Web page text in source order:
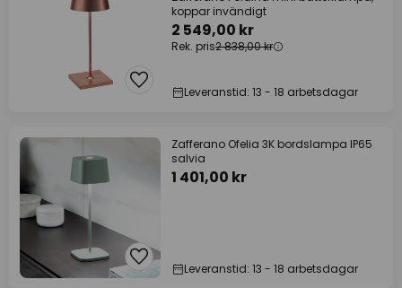
koppar invändigt
2 549,00 kr
Rek. pris2 838,00 kr
Leveranstid: 13 - 18 arbetsdagar
Zafferano Ofelia 3K bordslampa IP65
salvia
1 401,00 kr
Leveranstid: 13 - 18 arbetsdagar